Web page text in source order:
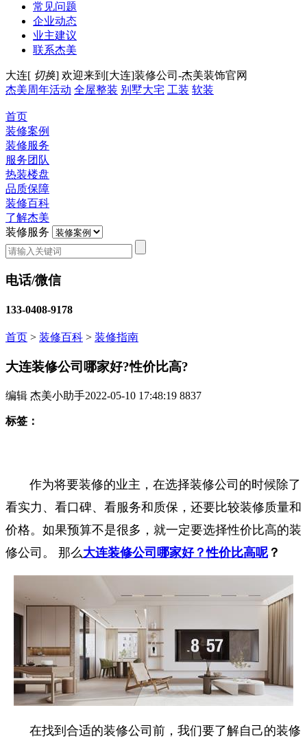
常见问题
企业动态
业主建议
联系杰美
大连[ 切换] 欢迎来到[大连]装修公司-杰美装饰官网
杰美周年活动 全屋整装 别墅大宅 工装 软装
首页
装修案例
装修服务
服务团队
热装楼盘
品质保障
装修百科
了解杰美
装修服务
电话/微信
133-0408-9178
首页 > 装修百科 > 装修指南
大连装修公司哪家好?性价比高?
编辑 杰美小助手2022-05-10 17:48:19 8837
标签：
作为将要装修的业主，在选择装修公司的时候除了
看实力、看口碑、看服务和质保，还要比较装修质量和
价格。如果预算不是很多，就一定要选择性价比高的装
修公司。 那么大连装修公司哪家好？性价比高呢？
在找到合适的装修公司前，我们要了解自己的装修